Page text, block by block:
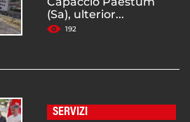
(Sa), ulterior...
192
SERVIZI